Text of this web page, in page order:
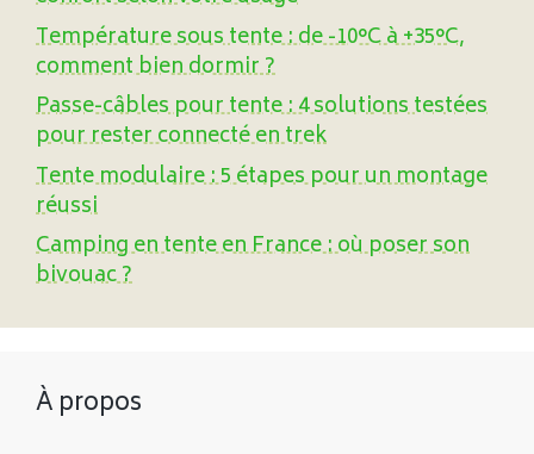
Température sous tente : de -10°C à +35°C,
comment bien dormir ?
Passe-câbles pour tente : 4 solutions testées
pour rester connecté en trek
Tente modulaire : 5 étapes pour un montage
réussi
Camping en tente en France : où poser son
bivouac ?
À propos